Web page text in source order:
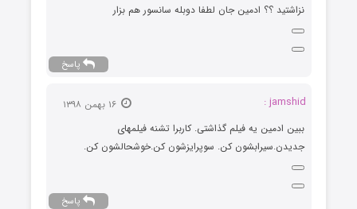
نزاشتید ؟؟ ادمین جان لطفا دوبله سانسور هم بزار
پاسخ
jamshid :
۱۶ بهمن ۱۳۹۸
ببین ادمین یه فیلم گذاشتی. کاربرا تشنه فیلمهای
جدیدن.سیرابشون کن. سوپرایزشون کن.خوشحالشون کن.
پاسخ